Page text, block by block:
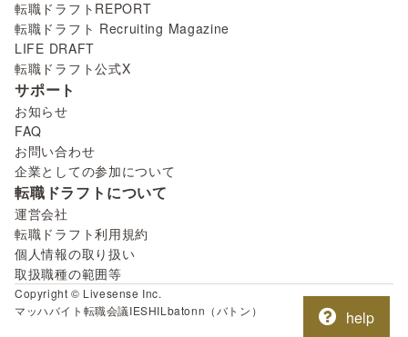
転職ドラフトREPORT
転職ドラフト Recruiting Magazine
LIFE DRAFT
転職ドラフト公式X
サポート
お知らせ
FAQ
お問い合わせ
企業としての参加について
転職ドラフトについて
運営会社
転職ドラフト利用規約
個人情報の取り扱い
取扱職種の範囲等
Copyright © Livesense Inc.
マッハバイト 転職会議IESHIL batonn（バトン） help